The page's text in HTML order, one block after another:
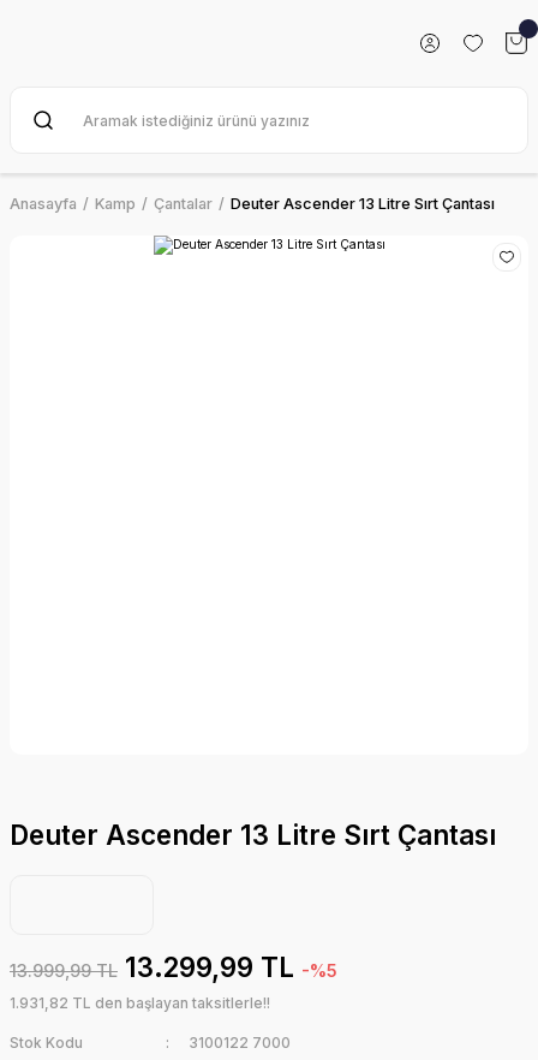
Anasayfa Kamp Çantalar Deuter Ascender 13 Litre Sırt Çantası
Deuter Ascender 13 Litre Sırt Çantası
13.999,99 TL 13.299,99 TL -%5
1.931,82 TL den başlayan taksitlerle!!
Stok Kodu
3100122 7000